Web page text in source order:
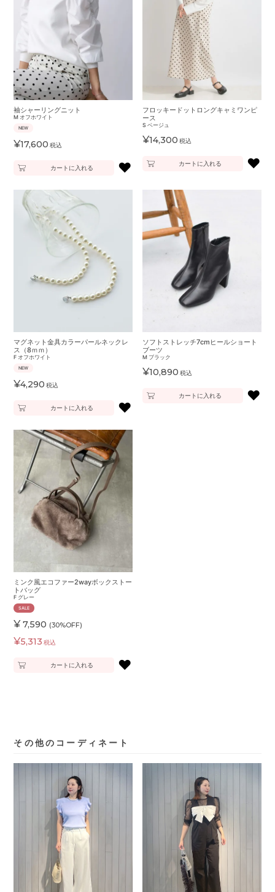
袖シャーリングニット
M オフホワイト
NEW
¥17,600 税込
カートに入れる ♥
フロッキードットロングキャミワンピ
ース
Sベージュ
¥14,300 税込
カートに入れる ♥
マグネット金具カラーパールネックレ
ス（8ｍｍ）
F オフホワイト
NEW
¥4,290 税込
カートに入れる ♥
ソフトストレッチ7cmヒールショート
ブーツ
M ブラック
¥10,890 税込
カートに入れる ♥
ミンク風エコファー2wayボックストー
トバッグ
F グレー
SALE
¥ 7,590 (30%OFF)
¥5,313 税込
カートに入れる ♥
その他のコーディネート